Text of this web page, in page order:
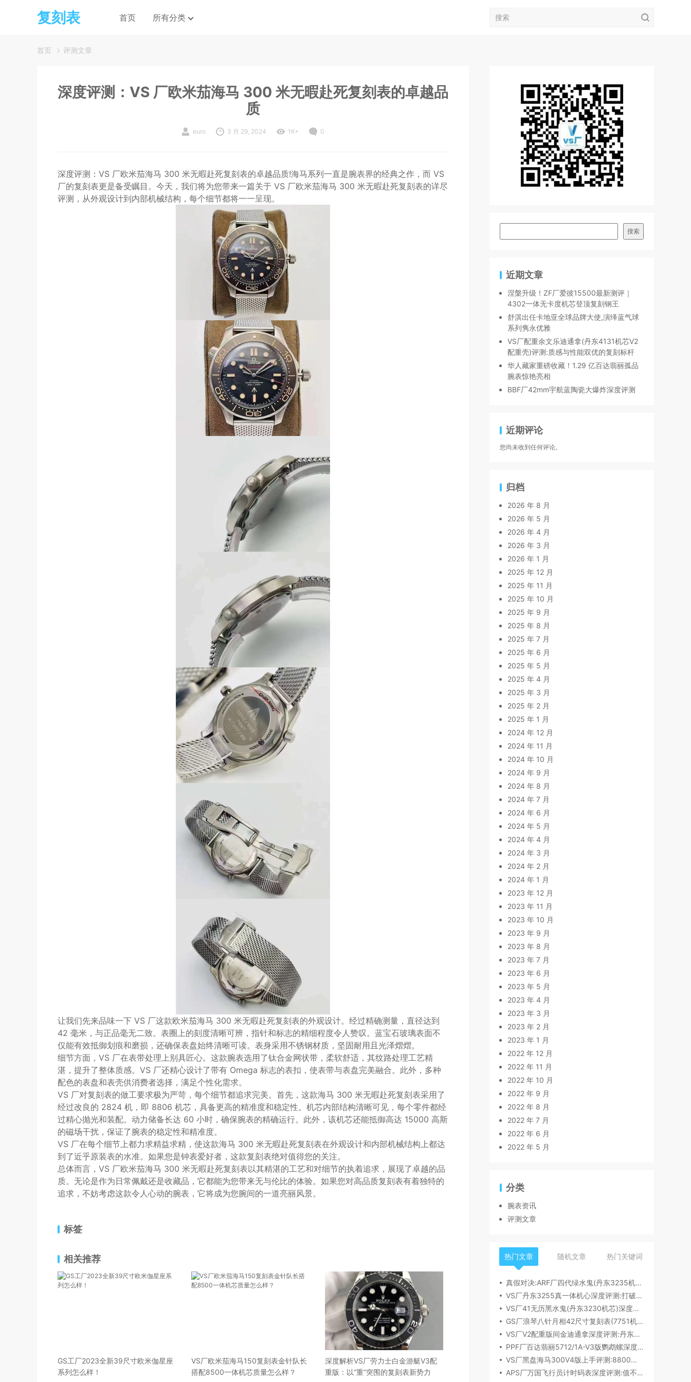
复刻表 首页 所有分类
首页 评测文章
深度评测：VS 厂欧米茄海马 300 米无暇赴死复刻表的卓越品
质
euro 3 月 29, 2024 1K+ 0
深度评测：VS 厂欧米茄海马 300 米无暇赴死复刻表的卓越品质!海马系列一直是腕表界的经典之作，而 VS
厂的复刻表更是备受瞩目。今天，我们将为您带来一篇关于 VS 厂欧米茄海马 300 米无暇赴死复刻表的详尽
评测，从外观设计到内部机械结构，每个细节都将一一呈现。
让我们先来品味一下 VS 厂这款欧米茄海马 300 米无暇赴死复刻表的外观设计。经过精确测量，直径达到
42 毫米，与正品毫无二致。表圈上的刻度清晰可辨，指针和标志的精细程度令人赞叹。蓝宝石玻璃表面不
仅能有效抵御划痕和磨损，还确保表盘始终清晰可读。表身采用不锈钢材质，坚固耐用且光泽熠熠。
细节方面，VS 厂在表带处理上别具匠心。这款腕表选用了钛合金网状带，柔软舒适，其纹路处理工艺精
湛，提升了整体质感。VS 厂还精心设计了带有 Omega 标志的表扣，使表带与表盘完美融合。此外，多种
配色的表盘和表壳供消费者选择，满足个性化需求。
VS 厂对复刻表的做工要求极为严苛，每个细节都追求完美。首先，这款海马 300 米无暇赴死复刻表采用了
经过改良的 2824 机，即 8806 机芯，具备更高的精准度和稳定性。机芯内部结构清晰可见，每个零件都经
过精心抛光和装配。动力储备长达 60 小时，确保腕表的精确运行。此外，该机芯还能抵御高达 15000 高斯
的磁场干扰，保证了腕表的稳定性和精准度。
VS 厂在每个细节上都力求精益求精，使这款海马 300 米无暇赴死复刻表在外观设计和内部机械结构上都达
到了近乎原装表的水准。如果您是钟表爱好者，这款复刻表绝对值得您的关注。
总体而言，VS 厂欧米茄海马 300 米无暇赴死复刻表以其精湛的工艺和对细节的执着追求，展现了卓越的品
质。无论是作为日常佩戴还是收藏品，它都能为您带来无与伦比的体验。如果您对高品质复刻表有着独特的
追求，不妨考虑这款令人心动的腕表，它将成为您腕间的一道亮丽风景。
标签
相关推荐
GS工厂2023全新39尺寸欧米伽星座
系列怎么样！
VS厂欧米茄海马150复刻表金针队长
搭配8500一体机芯质量怎么样？
深度解析VS厂劳力士白金游艇V3配
重版：以“重”突围的复刻表新势力
搜索
近期文章
涅槃升级！ZF厂爱彼15500最新测评｜
4302一体无卡度机芯登顶复刻钢王
舒淇出任卡地亚全球品牌大使,演绎蓝气球
系列隽永优雅
VS厂配重余文乐迪通拿(丹东4131机芯V2
配重壳)评测:质感与性能双优的复刻标杆
华人藏家重磅收藏！1.29 亿百达翡丽孤品
腕表惊艳亮相
BBF厂42mm宇航蓝陶瓷大爆炸深度评测
近期评论
您尚未收到任何评论。
归档
2026 年 8 月
2026 年 5 月
2026 年 4 月
2026 年 3 月
2026 年 1 月
2025 年 12 月
2025 年 11 月
2025 年 10 月
2025 年 9 月
2025 年 8 月
2025 年 7 月
2025 年 6 月
2025 年 5 月
2025 年 4 月
2025 年 3 月
2025 年 2 月
2025 年 1 月
2024 年 12 月
2024 年 11 月
2024 年 10 月
2024 年 9 月
2024 年 8 月
2024 年 7 月
2024 年 6 月
2024 年 5 月
2024 年 4 月
2024 年 3 月
2024 年 2 月
2024 年 1 月
2023 年 12 月
2023 年 11 月
2023 年 10 月
2023 年 9 月
2023 年 8 月
2023 年 7 月
2023 年 6 月
2023 年 5 月
2023 年 4 月
2023 年 3 月
2023 年 2 月
2023 年 1 月
2022 年 12 月
2022 年 11 月
2022 年 10 月
2022 年 9 月
2022 年 8 月
2022 年 7 月
2022 年 6 月
2022 年 5 月
分类
腕表资讯
评测文章
热门文章 随机文章 热门关键词
真假对决:ARF厂四代绿水鬼(丹东3235机芯)深度评测
VS厂丹东3255真一体机心深度评测:打破市场乱象,重塑复刻机芯新标杆​
VS厂41无历黑水鬼(丹东3230机芯)深度评测:性能与破绽全解析
GS厂浪琴八针月相42尺寸复刻表(7751机芯)细节全析
VS厂V2配重版间金迪通拿深度评测:丹东4131机芯加持下的165克精密之作​
PPF厂百达翡丽5712/1A-V3版鹦鹉螺深度评测:细节升级直击正品
VS厂黑盘海马300V4版上手评测:8800一体机芯加持,复刻天花板实至名归?
APS厂万国飞行员计时码表深度评测:值不值得入手？